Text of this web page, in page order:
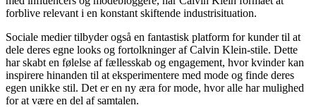
forblive relevant i en konstant skiftende industrisituation.
Sociale medier tilbyder også en fantastisk platform for kunder til at
dele deres egne looks og fortolkninger af Calvin Klein-stile. Dette
har skabt en følelse af fællesskab og engagement, hvor kvinder kan
inspirere hinanden til at eksperimentere med mode og finde deres
egen unikke stil. Det er en ny æra for mode, hvor alle har mulighed
for at være en del af samtalen.